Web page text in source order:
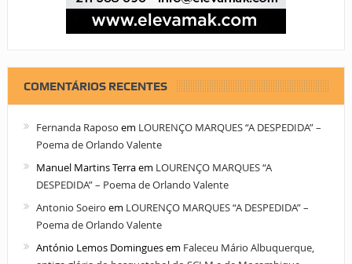
COMENTÁRIOS RECENTES
Fernanda Raposo em LOURENÇO MARQUES “A DESPEDIDA” –
Poema de Orlando Valente
Manuel Martins Terraem LOURENÇO MARQUES “A
DESPEDIDA” – Poema de Orlando Valente
Antonio Soeiro em LOURENÇO MARQUES “A DESPEDIDA” –
Poema de Orlando Valente
António Lemos Dominguesem Faleceu Mário Albuquerque,